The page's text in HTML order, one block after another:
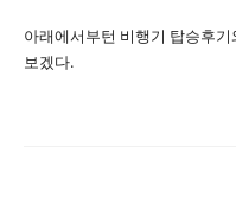
아래에서부턴 비행기 탑승후
보겠다.